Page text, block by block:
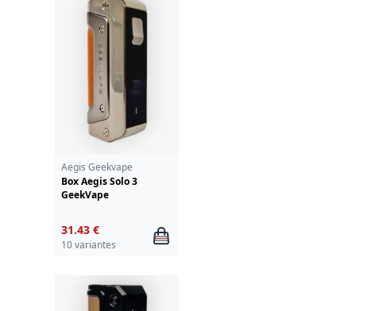
Aegis Geekvape
Box Aegis Solo 3
GeekVape
31.43 €
10 variantes